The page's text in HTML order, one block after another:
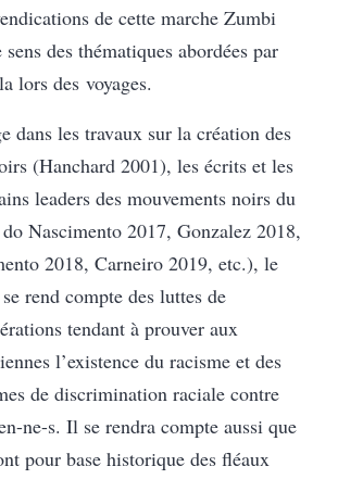
de cette marche Zumbi
des thématiques abordées par
lors des voyages.
dans les travaux sur la création des
(Hanchard 2001), les écrits et les
leaders des mouvements noirs du
Nascimento 2017, Gonzalez 2018,
2018, Carneiro 2019, etc.), le
rend compte des luttes de
tendant à prouver aux
l’existence du racisme et des
de discrimination raciale contre
ne-s. Il se rendra compte aussi que
pour base historique des fléaux